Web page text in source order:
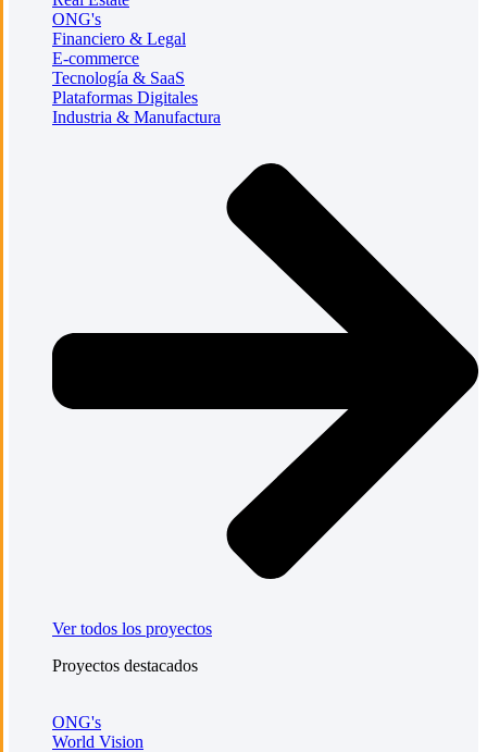
ONG's
Financiero & Legal
E-commerce
Tecnología & SaaS
Plataformas Digitales
Industria & Manufactura
Ver todos los proyectos
Proyectos destacados
ONG's
World Vision